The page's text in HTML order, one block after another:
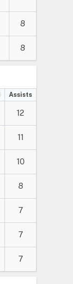
8
8
Assists
12
11
10
8
7
7
7